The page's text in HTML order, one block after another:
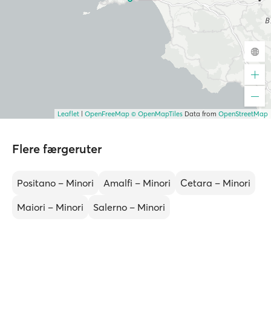
Leaflet OpenFreeMap © OpenMapTiles Data from OpenStreetMap
Flere færgeruter
Positano – Minori Amalfi – Minori
Cetara – Minori
Maiori – Minori
Salerno – Minori